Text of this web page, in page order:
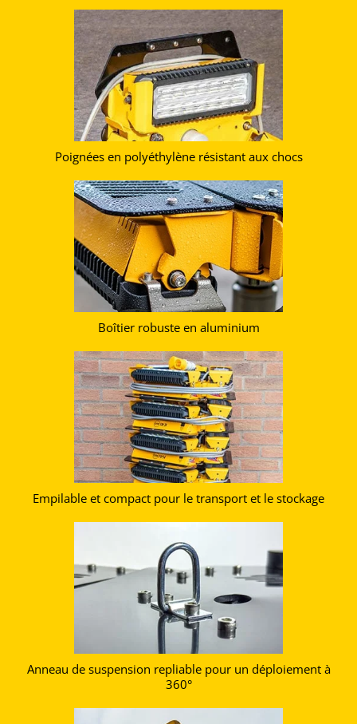
Poignées en polyéthylène résistant aux chocs
Boîtier robuste en aluminium
Empilable et compact pour le transport et le stockage
Anneau de suspension repliable pour un déploiement à
360°